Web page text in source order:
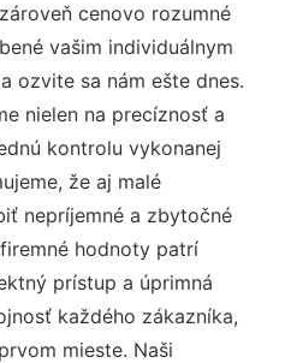
cenovo rozumné
vašim individuálnym
ozvite sa nám ešte dnes.
nielen na precíznosť a
kontrolu vykonanej
že aj malé
nepríjemné a zbytočné
hodnoty patrí
prístup a úprimná
každého zákazníka,
mieste. Naši